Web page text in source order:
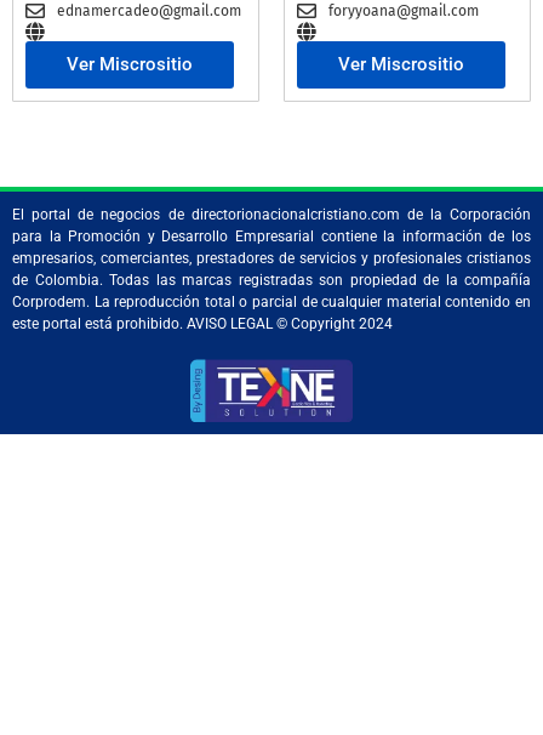
ednamercadeo@gmail.com
Ver Miscrositio
foryyoana@gmail.com
Ver Miscrositio
El portal de negocios de directorionacionalcristiano.com de la Corporación
para la Promoción y Desarrollo Empresarial contiene la información de los
empresarios, comerciantes, prestadores de servicios y profesionales cristianos
de Colombia. Todas las marcas registradas son propiedad de la compañía
Corprodem. La reproducción total o parcial de cualquier material contenido en
este portal está prohibido. AVISO LEGAL © Copyright 2024